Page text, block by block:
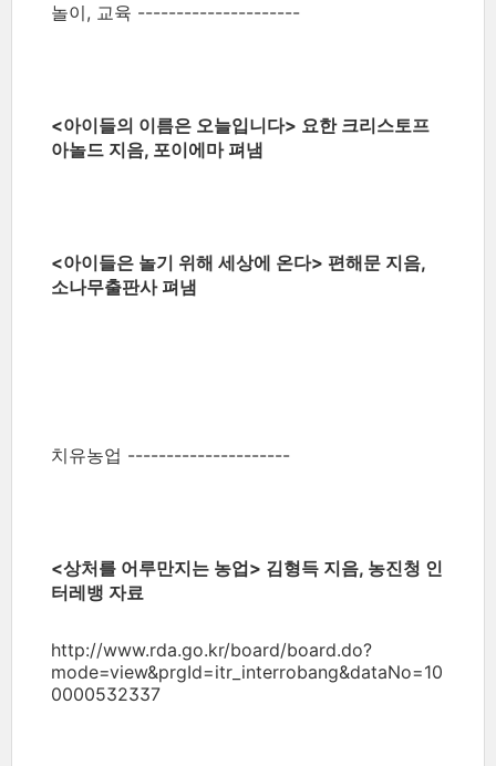
놀이, 교육 ---------------------
<아이들의 이름은 오늘입니다> 요한 크리스토프
아놀드 지음, 포이에마 펴냄
<아이들은 놀기 위해 세상에 온다> 편해문 지음,
소나무출판사 펴냄
치유농업 ---------------------
<상처를 어루만지는 농업> 김형득 지음, 농진청 인
터레뱅 자료
http://www.rda.go.kr/board/board.do?
mode=view&prgId=itr_interrobang&dataNo=10
0000532337